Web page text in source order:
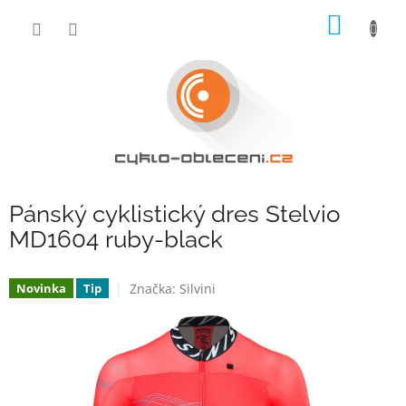
Pánský cyklistický dres Stelvio
MD1604 ruby-black
Novinka Tip Značka: Silvini